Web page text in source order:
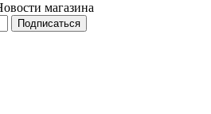
магазина